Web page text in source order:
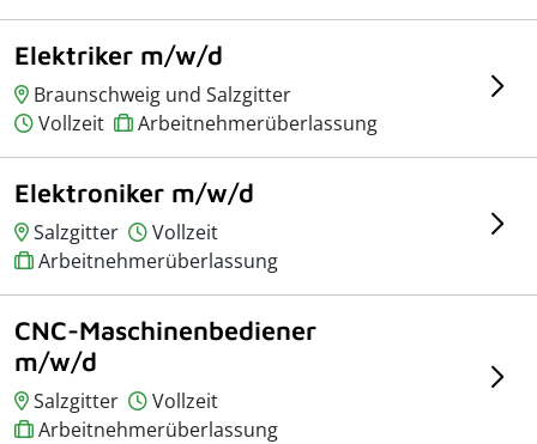
Elektriker m/w/d
Braunschweig und Salzgitter
Vollzeit
Arbeitnehmerüberlassung
Elektroniker m/w/d
Salzgitter
Vollzeit
Arbeitnehmerüberlassung
CNC-Maschinenbediener
m/w/d
Salzgitter
Vollzeit
Arbeitnehmerüberlassung